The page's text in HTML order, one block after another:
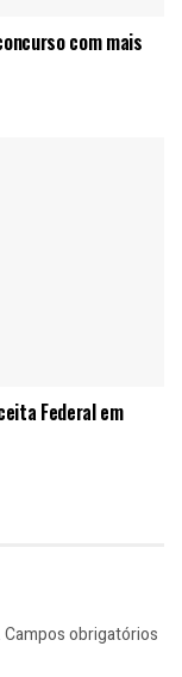
com mais
Federal em
Campos obrigatórios